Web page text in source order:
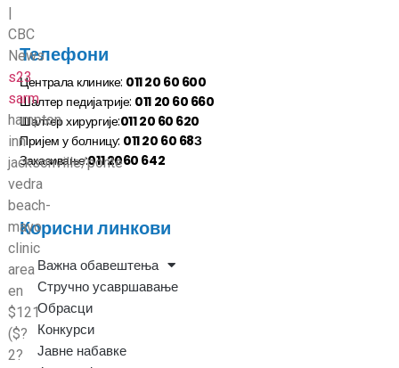
|
CBC
News
s23
sarm
hampton
inn
jacksonville/ponte
vedra
beach-
mayo
clinic
area
en
$121
($?
2?
Телефони
Централа клинике: 011 20 60 600
Шалтер педијатрије: 011 20 60 660
Шалтер хирургије:011 20 60 620
Пријем у болницу: 011 20 60 68З
Заказивање:011 2060 642
Корисни линкови
Важна обавештења
Стручно усавршавање
Обрасци
Конкурси
Јавне набавке